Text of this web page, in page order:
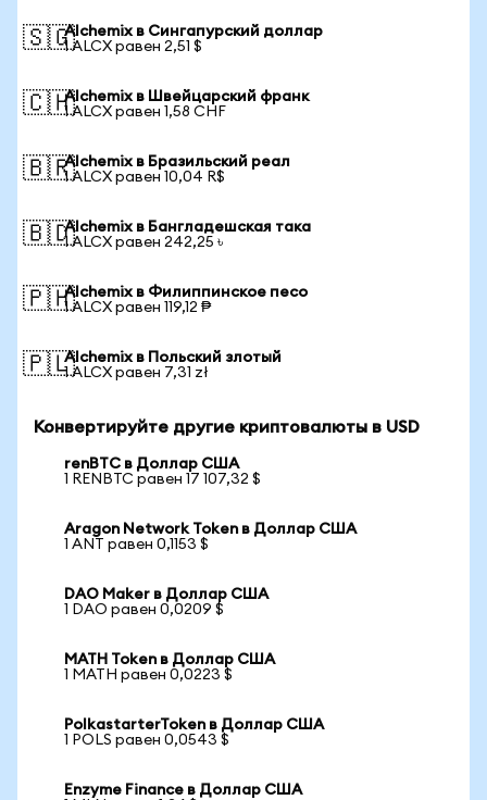
🇸🇬Alchemix в Сингапурский доллар
1 ALCX равен 2,51 $
🇨🇭Alchemix в Швейцарский франк
1 ALCX равен 1,58 CHF
🇧🇷Alchemix в Бразильский реал
1 ALCX равен 10,04 R$
🇧🇩Alchemix в Бангладешская така
1 ALCX равен 242,25 ৳
🇵🇭Alchemix в Филиппинское песо
1 ALCX равен 119,12 ₱
🇵🇱Alchemix в Польский злотый
1 ALCX равен 7,31 zł
Конвертируйте другие криптовалюты в USD
renBTC в Доллар США
1 RENBTC равен 17 107,32 $
Aragon Network Token в Доллар США
1 ANT равен 0,1153 $
DAO Maker в Доллар США
1 DAO равен 0,0209 $
MATH Token в Доллар США
1 MATH равен 0,0223 $
PolkastarterToken в Доллар США
1 POLS равен 0,0543 $
Enzyme Finance в Доллар США